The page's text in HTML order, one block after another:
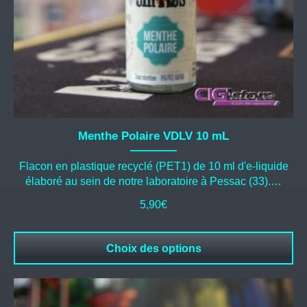
Menthe Polaire VDLV 10 mL
Flacon en plastique recyclé (PET1) de 10 ml d'e-liquide
élaboré au sein de notre laboratoire à Pessac (33).…
5,90€
Choix des options
du
produit
Ce
produit